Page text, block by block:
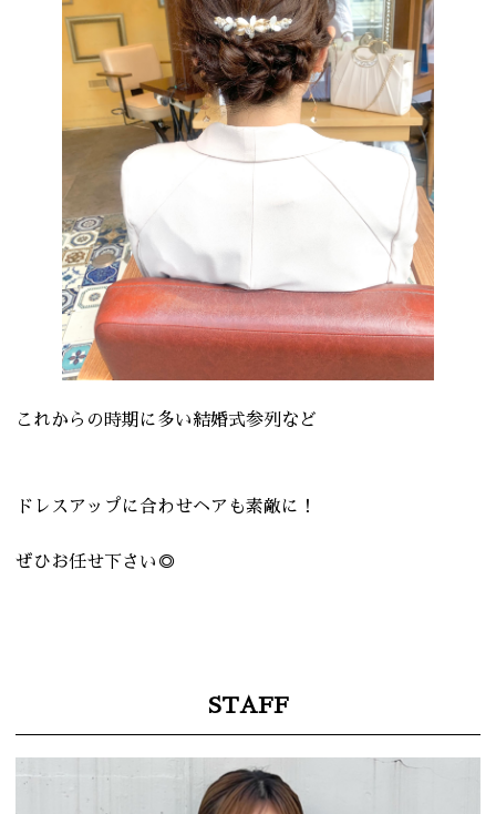
これからの時期に多い結婚式参列など
ドレスアップに合わせヘアも素敵に！
ぜひお任せ下さい◎
STAFF